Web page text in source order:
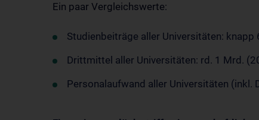
Ein paar Vergleichswerte:
Studienbeiträge aller Universitäten: knapp
Drittmittel aller Universitäten: rd. 1 Mrd.
Personalaufwand aller Universitäten